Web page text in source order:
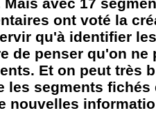
avec 17
ont voté la
qu'à identifier
de penser qu'on ne
Et on peut très
les segments fichés
nouvelles